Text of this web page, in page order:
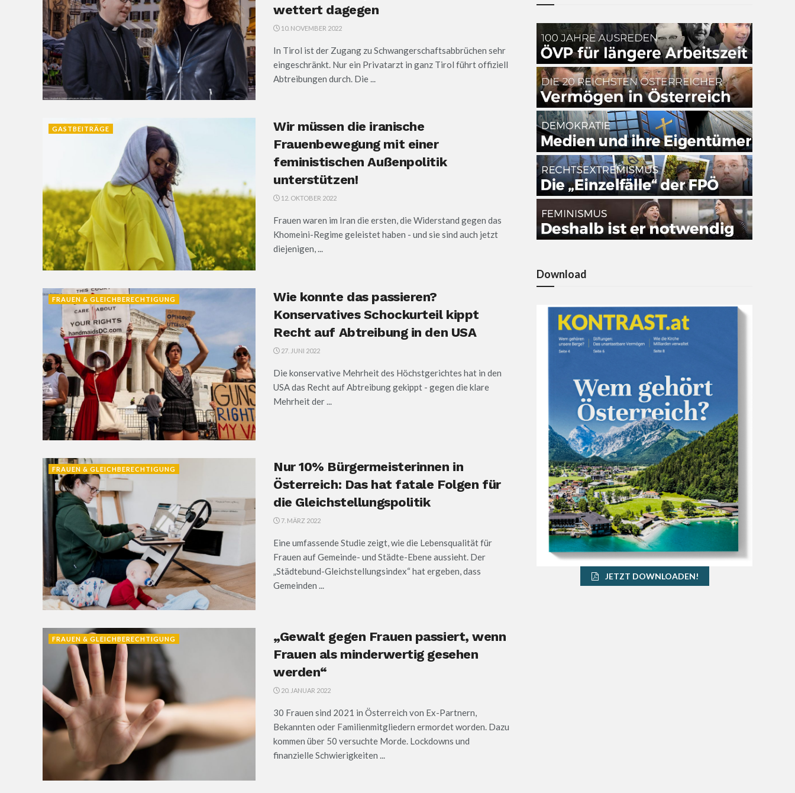
wettert dagegen
10. NOVEMBER 2022
In Tirol ist der Zugang zu Schwangerschaftsabbrüchen sehr
eingeschränkt. Nur ein Privatarzt in ganz Tirol führt offiziell
Abtreibungen durch. Die ...
GASTBEITRÄGE
Wir müssen die iranische
Frauenbewegung mit einer
feministischen Außenpolitik
unterstützen!
12. OKTOBER 2022
Frauen waren im Iran die ersten, die Widerstand gegen das
Khomeini-Regime geleistet haben - und sie sind auch jetzt
diejenigen, ...
FRAUEN & GLEICHBERECHTIGUNG
Wie konnte das passieren?
Konservatives Schockurteil kippt
Recht auf Abtreibung in den USA
27. JUNI 2022
Die konservative Mehrheit des Höchstgerichtes hat in den
USA das Recht auf Abtreibung gekippt - gegen die klare
Mehrheit der ...
FRAUEN & GLEICHBERECHTIGUNG
Nur 10% Bürgermeisterinnen in
Österreich: Das hat fatale Folgen für
die Gleichstellungspolitik
7. MÄRZ 2022
Eine umfassende Studie zeigt, wie die Lebensqualität für
Frauen auf Gemeinde- und Städte-Ebene aussieht. Der
„Städtebund-Gleichstellungsindex“ hat ergeben, dass
Gemeinden ...
FRAUEN & GLEICHBERECHTIGUNG
„Gewalt gegen Frauen passiert, wenn
Frauen als minderwertig gesehen
werden“
20. JANUAR 2022
30 Frauen sind 2021 in Österreich von Ex-Partnern,
Bekannten oder Familienmitgliedern ermordet worden. Dazu
kommen über 50 versuchte Morde. Lockdowns und
finanzielle Schwierigkeiten ...
Download
JETZT DOWNLOADEN!